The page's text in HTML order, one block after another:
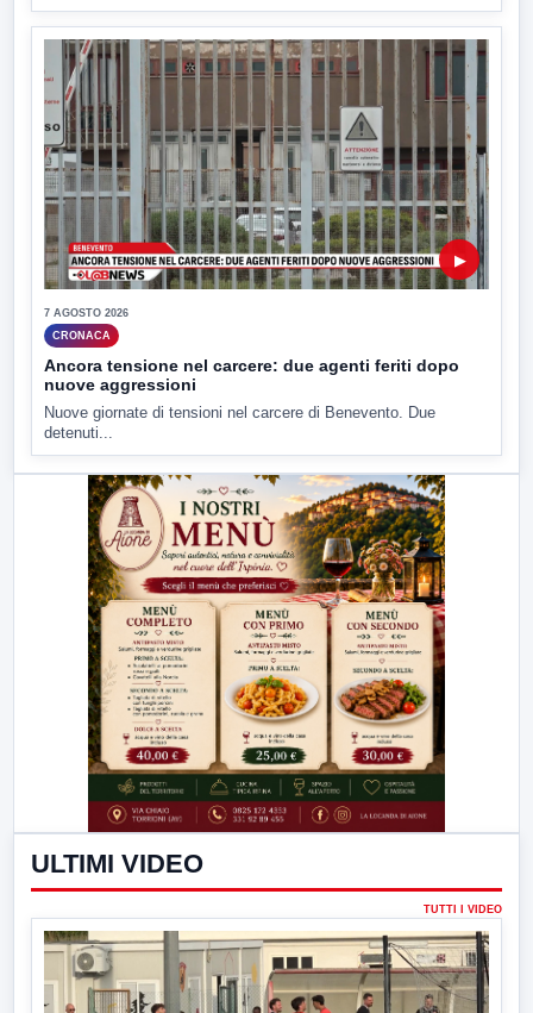
▶
7 AGOSTO 2026
CRONACA
Ancora tensione nel carcere: due agenti feriti dopo
nuove aggressioni
Nuove giornate di tensioni nel carcere di Benevento. Due
detenuti...
ULTIMI VIDEO
TUTTI I VIDEO